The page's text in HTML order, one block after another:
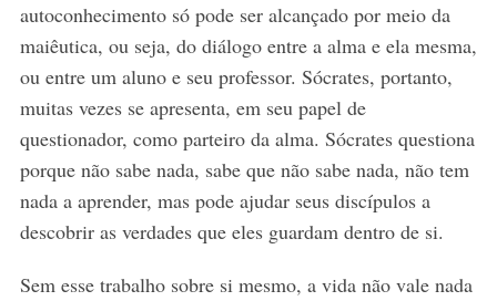
autoconhecimento só pode ser alcançado por meio da
maiêutica, ou seja, do diálogo entre a alma e ela mesma,
ou entre um aluno e seu professor. Sócrates, portanto,
muitas vezes se apresenta, em seu papel de
questionador, como parteiro da alma. Sócrates questiona
porque não sabe nada, sabe que não sabe nada, não tem
nada a aprender, mas pode ajudar seus discípulos a
descobrir as verdades que eles guardam dentro de si.
Sem esse trabalho sobre si mesmo, a vida não vale nada